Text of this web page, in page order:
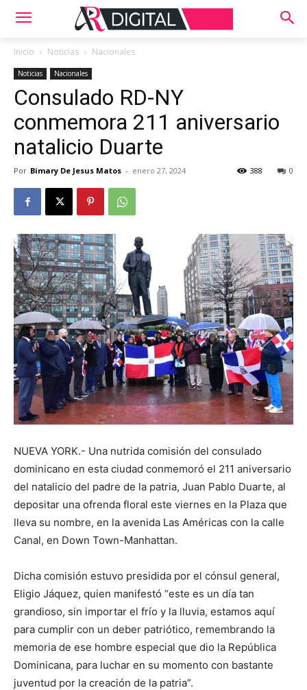
Inicio Noticias Nacionales
Noticias Nacionales
Consulado RD-NY
conmemora 211 aniversario
natalicio Duarte
Por Bimary De Jesus Matos - enero 27, 2024 0
388
NUEVA YORK.- Una nutrida comisión del consulado
dominicano en esta ciudad conmemoró el 211 aniversario
del natalicio del padre de la patria, Juan Pablo Duarte, al
depositar una ofrenda floral este viernes en la Plaza que
lleva su nombre, en la avenida Las Américas con la calle
Canal, en Down Town-Manhattan.
Dicha comisión estuvo presidida por el cónsul general,
Eligio Jáquez, quien manifestó “este es un día tan
grandioso, sin importar el frío y la lluvia, estamos aquí
para cumplir con un deber patriótico, remembrando la
memoria de ese hombre especial que dio la República
Dominicana, para luchar en su momento con bastante
juventud por la creación de la patria”.